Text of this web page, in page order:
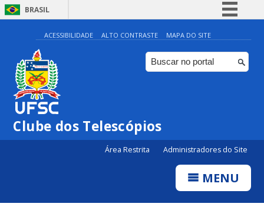
BRASIL
Simplifique!
Comunica BR
Participe
ACESSIBILIDADE ALTO CONTRASTE MAPA DO SITE
Clube dos Telescópios
Área Restrita Administradores do Site
MENU